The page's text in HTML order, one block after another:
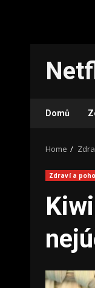
content
Domů
Home
Zdraví a